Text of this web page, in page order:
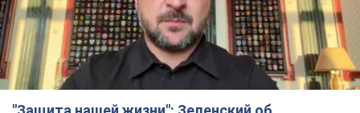
Видео
Европейские партнеры присоединяются к совместному
проекту
10 часов назад 73,5 т.
С 1 сентября украинским учителям повысят